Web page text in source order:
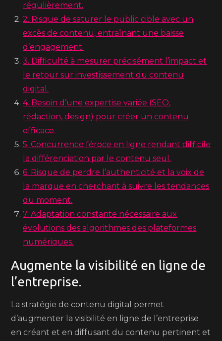
régulièrement.
2. Risque de saturer le public cible avec un
excès de contenu, entraînant une baisse
d’engagement.
3. Difficulté à mesurer précisément l’impact et
le retour sur investissement du contenu
digital.
4. Besoin d’une expertise variée (SEO,
rédaction, design) pour créer un contenu
efficace.
5. Concurrence féroce en ligne rendant difficile
la différenciation par le contenu seul.
6. Risque de perdre l’authenticité et la voix de
la marque en cherchant à suivre les tendances
du moment.
7. Adaptation constante nécessaire aux
évolutions des algorithmes des plateformes
numériques.
Augmente la visibilité en ligne de
l’entreprise.
La stratégie de contenu digital permet
d’augmenter la visibilité en ligne de l’entreprise
en créant et en diffusant du contenu pertinent et